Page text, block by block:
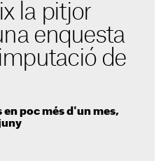
la pitjor
enquesta
de
en poc més d'un mes,